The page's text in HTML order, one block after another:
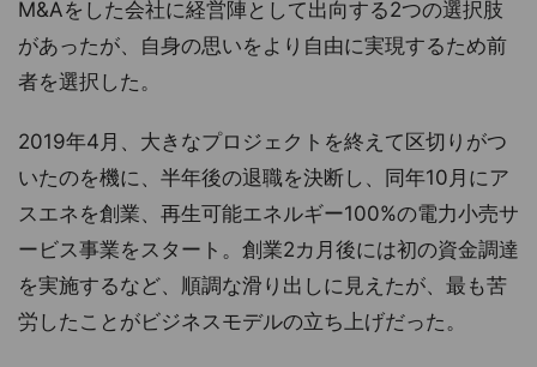
M&Aをした会社に経営陣として出向する2つの選択肢
があったが、自身の思いをより自由に実現するため前
者を選択した。
2019年4月、大きなプロジェクトを終えて区切りがつ
いたのを機に、半年後の退職を決断し、同年10月にア
スエネを創業、再生可能エネルギー100%の電力小売サ
ービス事業をスタート。創業2カ月後には初の資金調達
を実施するなど、順調な滑り出しに見えたが、最も苦
労したことがビジネスモデルの立ち上げだった。